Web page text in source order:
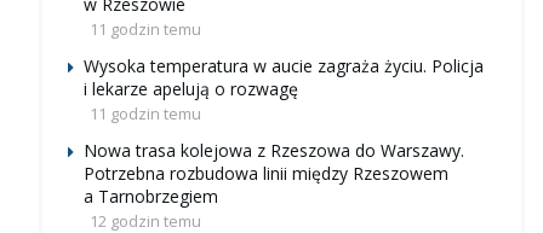
11 godzin temu
Wysoka temperatura w aucie zagraża życiu. Policja
i lekarze apelują o rozwagę
11 godzin temu
Nowa trasa kolejowa z Rzeszowa do Warszawy.
Potrzebna rozbudowa linii między Rzeszowem
a Tarnobrzegiem
12 godzin temu